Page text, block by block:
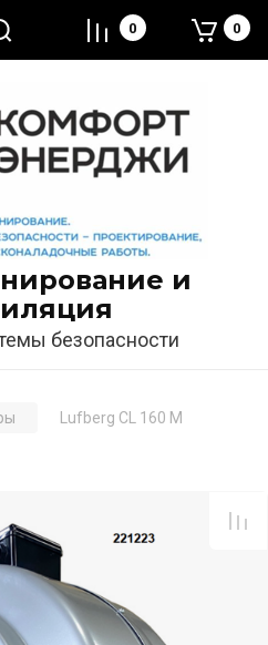
и
безопасности
0 0
Lufberg CL 160 M